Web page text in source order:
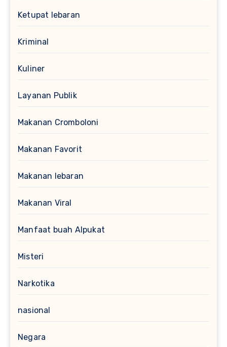
Ketupat lebaran
Kriminal
Kuliner
Layanan Publik
Makanan Cromboloni
Makanan Favorit
Makanan lebaran
Makanan Viral
Manfaat buah Alpukat
Misteri
Narkotika
nasional
Negara